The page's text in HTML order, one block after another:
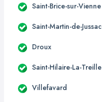
Saint-Brice-sur-Vienne
Saint-Martin-de-Jussac
Droux
Saint-Hilaire-La-Treille
Villefavard